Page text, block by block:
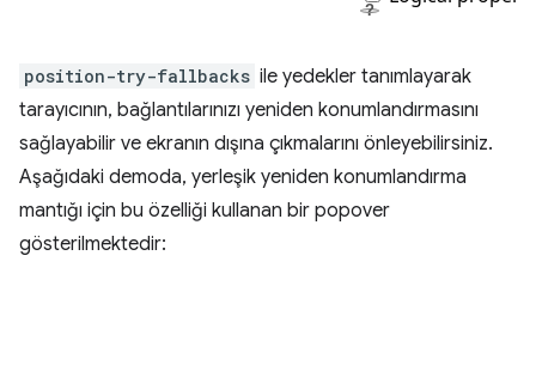
position-try-fallbacks ile yedekler tanımlayarak
tarayıcının, bağlantılarınızı yeniden konumlandırmasını
sağlayabilir ve ekranın dışına çıkmalarını önleyebilirsiniz.
Aşağıdaki demoda, yerleşik yeniden konumlandırma
mantığı için bu özelliği kullanan bir popover
gösterilmektedir: